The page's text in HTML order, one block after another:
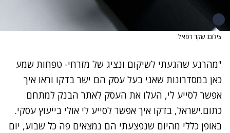
צילום: שקד רפאל
"מהרגע שהגעתי לשיקום ונציג של מזרחי- טפחות שמע
כאן במסדרונות שאני בעל עסק הם ישר בדקו וראו איך
אפשר לסייע לי, העלו את העסק לאתר הבנק למתחם
כתום.ישראל, בדקו איך אפשר לסייע לי אולי בייעוץ עסקי.
באופן כללי מהיום שנפצעתי הם נמצאים פה כל שבוע, יום